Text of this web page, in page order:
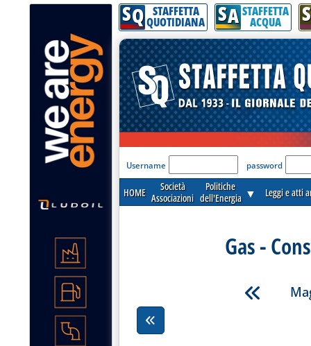
SQ STAFFETTA
QUOTIDIANA SA STAFFETTA
ACQUA S
'Modulo Login per
Username password
HOME
Società
Associazioni
Politiche
dell'Energia ▼ Leggi e atti
Gas -